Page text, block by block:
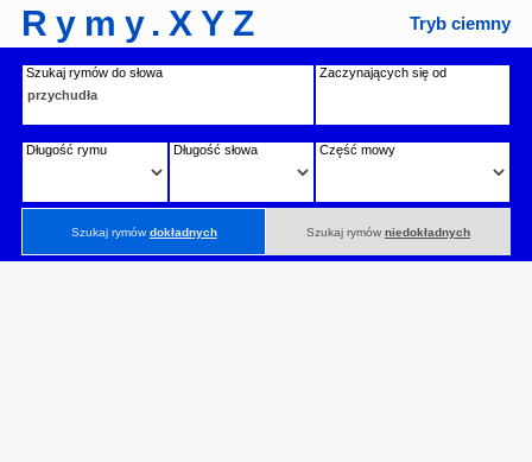
Rymy.XYZ Tryb ciemny
Szukaj rymów do słowa Zaczynających się od
Długość rymu Długość słowa Część mowy
Szukaj rymówdokładnych Szukaj rymów niedokładnych